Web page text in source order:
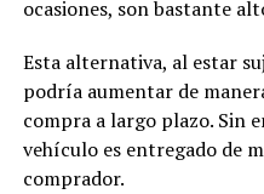
ocasiones, son bastante
Esta alternativa, al estar
podría aumentar de
compra a largo plazo. Sin
vehículo es entregado de
comprador.